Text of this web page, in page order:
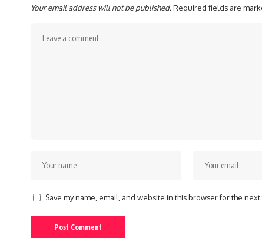
Your email address will not be published.Required fields are
Save my name, email, and website in this browser for the